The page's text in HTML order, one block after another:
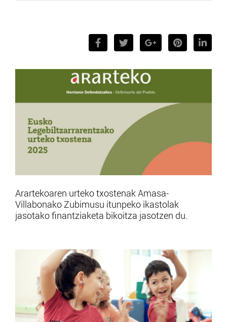
Arartekoaren urteko txostenak Amasa-
Villabonako Zubimusu itunpeko ikastolak
jasotako finantziaketa bikoitza jasotzen du.